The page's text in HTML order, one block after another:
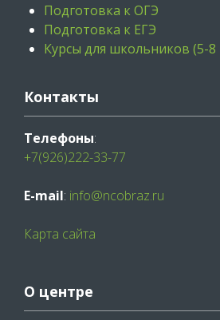
Подготовка к ОГЭ
Подготовка к ЕГЭ
Курсы для школьников (5-8
Контакты
Телефоны:
+7(926)222-33-77
E-mail: info@ncobraz.ru
Карта сайта
О центре